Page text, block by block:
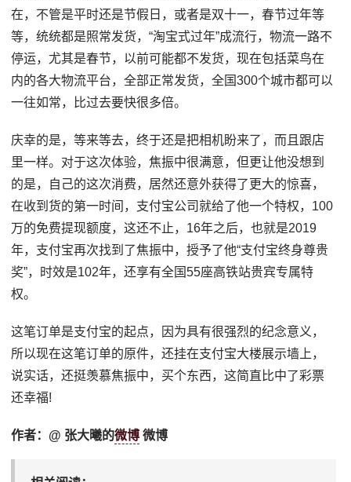
在，不管是平时还是节假日，或者是双十一，春节过年等
等，统统都是照常发货，“淘宝式过年”成流行，物流一路不
停运，尤其是春节，以前可能都不发货，现在包括菜鸟在
内的各大物流平台，全部正常发货，全国300个城市都可以
一往如常，比过去要快很多倍。
庆幸的是，等来等去，终于还是把相机盼来了，而且跟店
里一样。对于这次体验，焦振中很满意，但更让他没想到
的是，自己的这次消费，居然还意外获得了更大的惊喜，
在收到货的第一时间，支付宝公司就给了他一个特权，100
万的免费提现额度，这还不止，16年之后，也就是2019
年，支付宝再次找到了焦振中，授予了他“支付宝终身尊贵
奖”，时效是102年，还享有全国55座高铁站贵宾专属特
权。
这笔订单是支付宝的起点，因为具有很强烈的纪念意义，
所以现在这笔订单的原件，还挂在支付宝大楼展示墙上，
说实话，还挺羡慕焦振中，买个东西，这简直比中了彩票
还幸福!
作者：@ 张大曦的微博 微博